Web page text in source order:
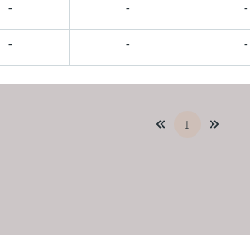
- - -
- - -
1